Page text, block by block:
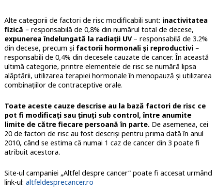
Alte categorii de factori de risc modificabili sunt: inactivitatea
fizică – responsabilă de 0,8% din numărul total de decese,
expunerea îndelungată la radiații UV– responsabilă de 3.2%
din decese, precum și factorii hormonali și reproductivi–
responsabili de 0,4% din decesele cauzate de cancer. În această
ultimă categorie, printre elementele de risc se numără lipsa
alăptării, utilizarea terapiei hormonale în menopauză și utilizarea
combinațiilor de contraceptive orale.
Toate aceste cauze descrise au la bază factori de risc ce
pot fi modificați sau ținuți sub control, între anumite
limite de către fiecare persoană în parte.De asemenea, cei
20 de factori de risc au fost descriși pentru prima dată în anul
2010, când se estima că numai 1 caz de cancer din 3 poate fi
atribuit acestora.
Site-ul campaniei „Altfel despre cancer” poate fi accesat urmând
link-ul: altfeldesprecancer.ro